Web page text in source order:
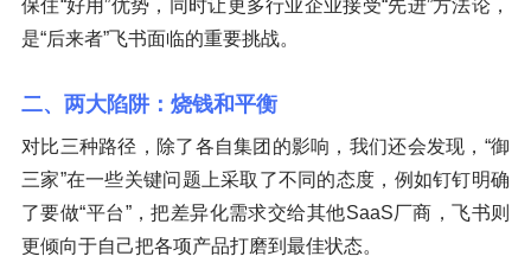
保住“好用”优势，同时让更多行业企业接受“先进”方法论，
是“后来者”飞书面临的重要挑战。
二、两大陷阱：烧钱和平衡
对比三种路径，除了各自集团的影响，我们还会发现，“御
三家”在一些关键问题上采取了不同的态度，例如钉钉明确
了要做“平台”，把差异化需求交给其他SaaS厂商，飞书则
更倾向于自己把各项产品打磨到最佳状态。